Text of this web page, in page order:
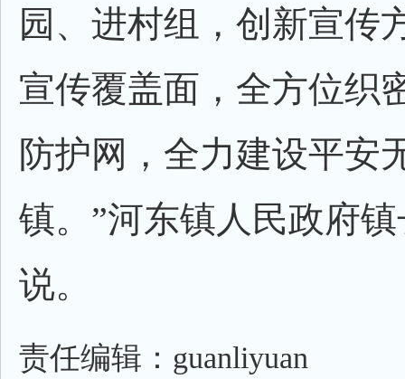
园、进村组，创新宣传
宣传覆盖面，全方位织
防护网，全力建设平安
镇。”河东镇人民政府
说。
责任编辑：guanliyuan